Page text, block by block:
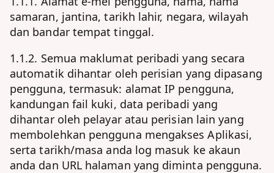
samaran, jantina, tarikh lahir, negara, wilayah
dan bandar tempat tinggal.
1.1.2. Semua maklumat peribadi yang secara
automatik dihantar oleh perisian yang dipasang
pengguna, termasuk: alamat IP pengguna,
kandungan fail kuki, data peribadi yang
dihantar oleh pelayar atau perisian lain yang
membolehkan pengguna mengakses Aplikasi,
serta tarikh/masa anda log masuk ke akaun
anda dan URL halaman yang diminta pengguna.